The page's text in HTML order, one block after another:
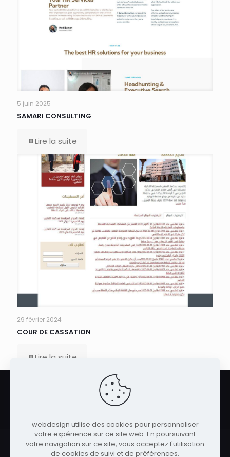
5 juin 2025
SAMARI CONSULTING
Lire la suite
29 février 2024
COUR DE CASSATION
Lire la suite
, agence web fièrement née et
taxée à Tunis, en Tunisie.
webdesign utilise des cookies pour personnaliser
votre expérience sur ce site web. En poursuivant
votre navigation sur ce site, vous acceptez l'utilisation
de cookies de suivi et de préférences.